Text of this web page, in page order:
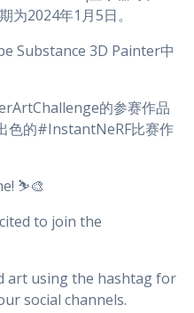
为2024年1月5日。
Substance 3D Painter中
的参赛作品
色的#InstantNeRF比赛作
⛷️🎨
to join the
art using the hashtag for
social channels.